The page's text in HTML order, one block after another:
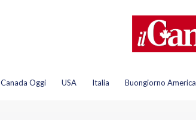
Canada Oggi USA Italia Buongiorno America